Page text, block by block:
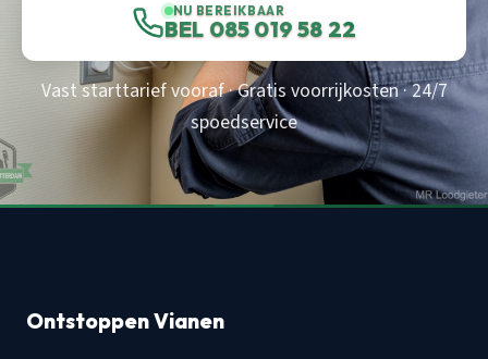
NU BEREIKBAAR
BEL 085 019 58 22
Vast starttarief vooraf · Gratis voorrijkosten · 24/7
spoedservice
Ontstoppen Vianen